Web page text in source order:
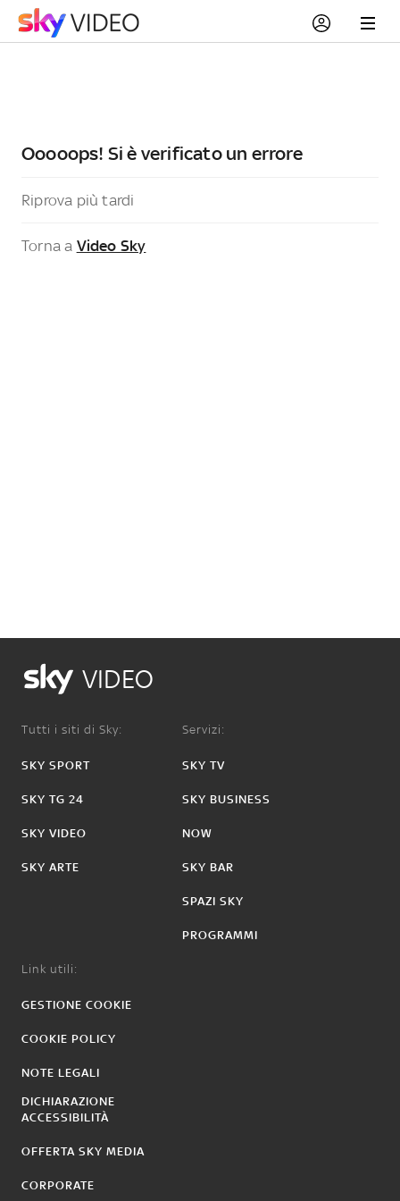
Ooooops! Si è verificato un errore
Riprova più tardi
Torna a Video Sky
VIDEO
Tutti i siti di Sky:
SKY SPORT
SKY TG 24
SKY VIDEO
SKY ARTE
Servizi:
SKY TV
SKY BUSINESS
NOW
SKY BAR
SPAZI SKY
PROGRAMMI
Link utili:
GESTIONE COOKIE
COOKIE POLICY
NOTE LEGALI
DICHIARAZIONE
ACCESSIBILITÀ
OFFERTA SKY MEDIA
CORPORATE